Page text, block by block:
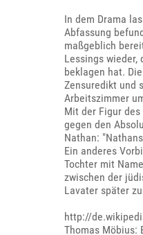
In dem Drama
Abfassung
maßgeblich
Lessings wieder,
beklagen hat.
Zensuredikt und
Arbeitszimmer
Mit der Figur
gegen den
Nathan:
Ein anderes
Tochter mit
zwischen der
Lavater später
http://
Thomas Möbius: